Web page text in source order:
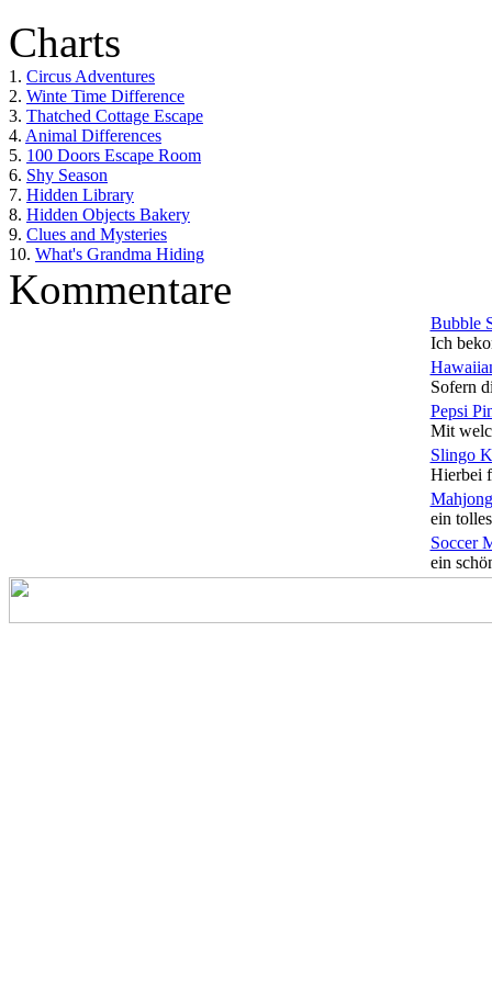
Charts
1. Circus Adventures
2. Winte Time Difference
3. Thatched Cottage Escape
4. Animal Differences
5. 100 Doors Escape Room
6. Shy Season
7. Hidden Library
8. Hidden Objects Bakery
9. Clues and Mysteries
10. What's Grandma Hiding
Kommentare
Bubble
Ich
Sofern
Pepsi
Mit
Slingo
Hierbei
ein
Soccer
ein